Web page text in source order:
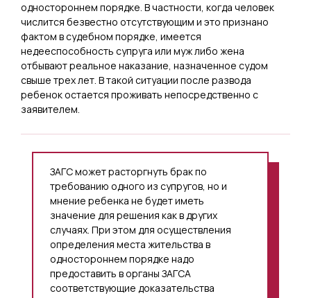
одностороннем порядке. В частности, когда человек
числится безвестно отсутствующим и это признано
фактом в судебном порядке, имеется
недееспособность супруга или муж либо жена
отбывают реальное наказание, назначенное судом
свыше трех лет. В такой ситуации после развода
ребенок остается проживать непосредственно с
заявителем.
ЗАГС может расторгнуть брак по
требованию одного из супругов, но и
мнение ребенка не будет иметь
значение для решения как в других
случаях. При этом для осуществления
определения места жительства в
одностороннем порядке надо
предоставить в органы ЗАГСА
соответствующие доказательства